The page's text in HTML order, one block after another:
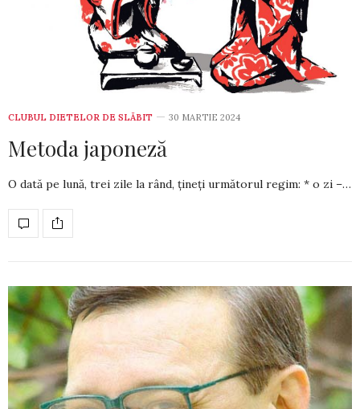
CLUBUL DIETELOR DE SLĂBIT 30 MARTIE 2024
Metoda japoneză
O dată pe lună, trei zile la rând, ți­neți următorul regim: * o zi –…